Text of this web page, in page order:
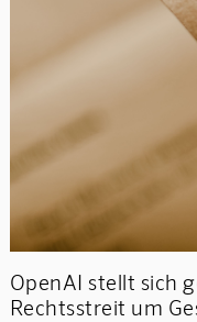
OpenAI stellt sich
Rechtsstreit um